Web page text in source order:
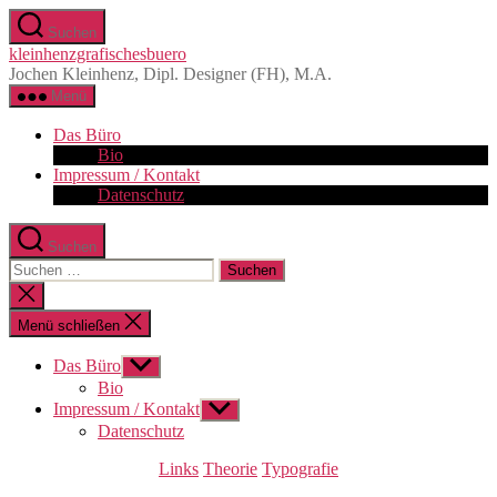
Zum
Inhalt
springen
Suchen
kleinhenzgrafischesbuero
Jochen Kleinhenz, Dipl. Designer (FH), M.A.
Menü
Das Büro
Bio
Impressum / Kontakt
Datenschutz
Suchen
Suchen
nach:
Suche
schließen
Menü schließen
Das Büro Untermenü
anzeigen
Bio
Impressum / Kontakt Untermenü
anzeigen
Datenschutz
Kategorien
Links Theorie Typografie